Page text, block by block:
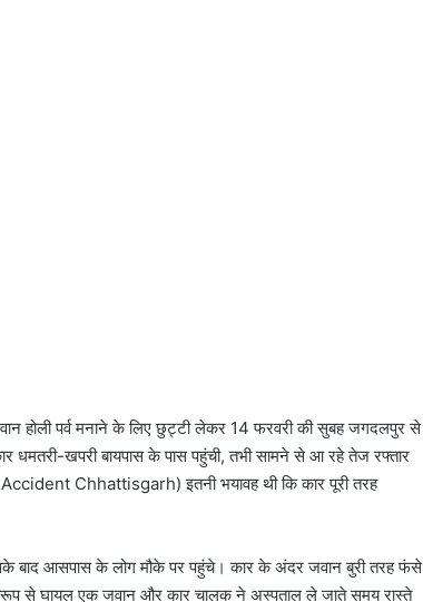
होली पर्व मनाने के लिए छुट्टी लेकर 14 फरवरी की सुबह जगदलपुर से
धमतरी-खपरी बायपास के पास पहुंची, तभी सामने से आ रहे तेज रफ्तार
Chhattisgarh) इतनी भयावह थी कि कार पूरी तरह
बाद आसपास के लोग मौके पर पहुंचे। कार के अंदर जवान बुरी तरह फंसे
रूप से घायल एक जवान और कार चालक ने अस्पताल ले जाते समय रास्ते